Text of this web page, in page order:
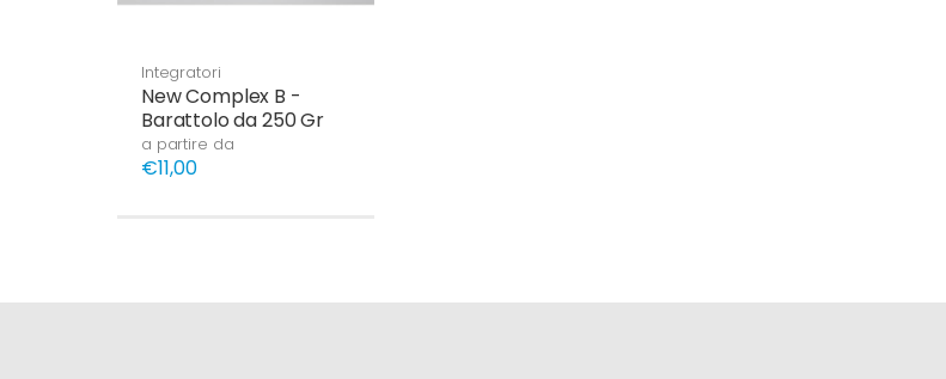
Integratori
New Complex B -
Barattolo da 250 Gr
a partire da
€11,00